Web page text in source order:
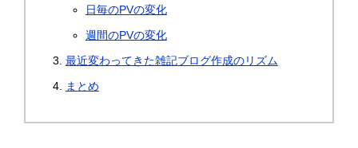
日毎のPVの変化
週間のPVの変化
最近変わってきた雑記ブログ作成のリズム
まとめ